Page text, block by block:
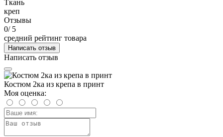
Ткань
креп
Отзывы
0/ 5
средний рейтинг товара
Написать отзыв
Написать отзыв
Костюм 2ка из крепа в принт
Моя оценка: